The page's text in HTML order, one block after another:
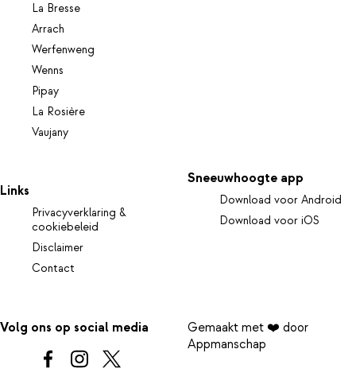
La Bresse
Arrach
Werfenweng
Wenns
Pipay
La Rosière
Vaujany
Links
Privacyverklaring &
cookiebeleid
Disclaimer
Contact
Sneeuwhoogte app
Download voor Android
Download voor iOS
Volg ons op social media
Gemaakt met ❤️ door
Appmanschap